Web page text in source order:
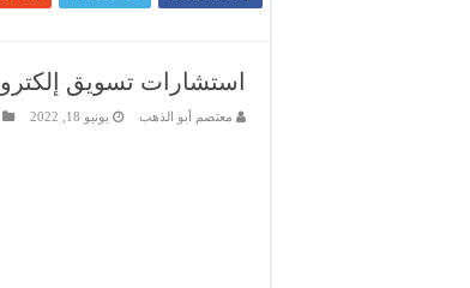
استشارات تسويق
معتصم أبو الذهب يونيو 18, 2022